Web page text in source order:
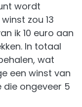
wordt
zou 13
ik 10 euro aan
In totaal
wat
een winst van
die ongeveer 5